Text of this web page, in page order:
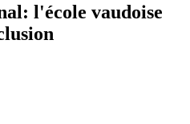
l'école vaudoise